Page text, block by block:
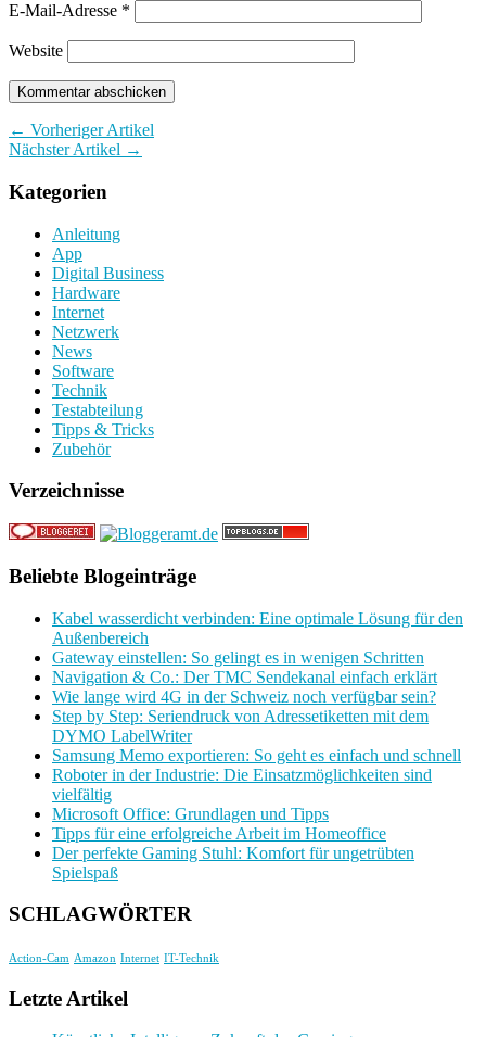
E-Mail-Adresse *
Website
← Vorheriger Artikel
Nächster Artikel →
Kategorien
Anleitung
App
Digital Business
Hardware
Internet
Netzwerk
News
Software
Technik
Testabteilung
Tipps & Tricks
Zubehör
Verzeichnisse
Beliebte Blogeinträge
Kabel wasserdicht verbinden: Eine optimale Lösung für den
Außenbereich
Gateway einstellen: So gelingt es in wenigen Schritten
Navigation & Co.: Der TMC Sendekanal einfach erklärt
Wie lange wird 4G in der Schweiz noch verfügbar sein?
Step by Step: Seriendruck von Adressetiketten mit dem
DYMO LabelWriter
Samsung Memo exportieren: So geht es einfach und schnell
Roboter in der Industrie: Die Einsatzmöglichkeiten sind
vielfältig
Microsoft Office: Grundlagen und Tipps
Tipps für eine erfolgreiche Arbeit im Homeoffice
Der perfekte Gaming Stuhl: Komfort für ungetrübten
Spielspaß
SCHLAGWÖRTER
Action-Cam Amazon Internet IT-Technik
Letzte Artikel